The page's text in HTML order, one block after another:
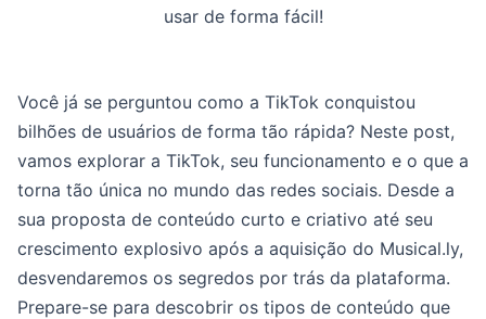
usar de forma fácil!
Você já se perguntou como a TikTok conquistou
bilhões de usuários de forma tão rápida? Neste post,
vamos explorar a TikTok, seu funcionamento e o que a
torna tão única no mundo das redes sociais. Desde a
sua proposta de conteúdo curto e criativo até seu
crescimento explosivo após a aquisição do Musical.ly,
desvendaremos os segredos por trás da plataforma.
Prepare-se para descobrir os tipos de conteúdo que